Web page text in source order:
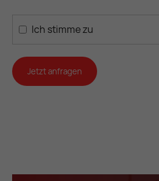
Ich stimme zu
Jetzt anfragen